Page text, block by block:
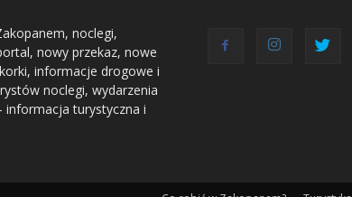
noclegi,
nowy przekaz, nowe
informacje drogowe i
noclegi, wydarzenia
informacja turystyczna i